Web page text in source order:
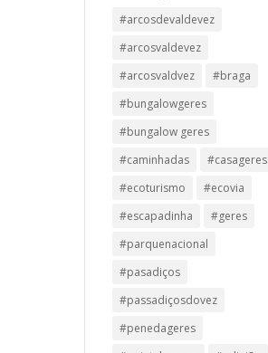
#arcosdevaldevez
#arcosvaldevez
#arcosvaldvez
#braga
#bungalowgeres
#bungalow geres
#caminhadas
#casageres
#ecoturismo
#ecovia
#escapadinha
#geres
#parquenacional
#pasadiços
#passadiçosdovez
#penedageres